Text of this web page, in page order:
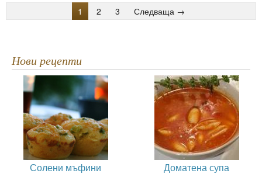
1 2 3 Следваща →
Нови рецепти
Солени мъфини Доматена супа